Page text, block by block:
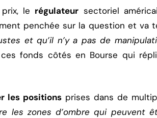
le régulateur sectoriel
penchée sur la question et
et qu’il n’y a pas de
fonds côtés en Bourse qui
les positions prises dans de
les zones d’ombre qui peuvent